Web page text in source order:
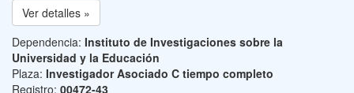
Ver detalles »
Dependencia: Instituto de Investigaciones sobre la
Universidad y la Educación
Plaza: Investigador Asociado C tiempo completo
Registro: 00472-43